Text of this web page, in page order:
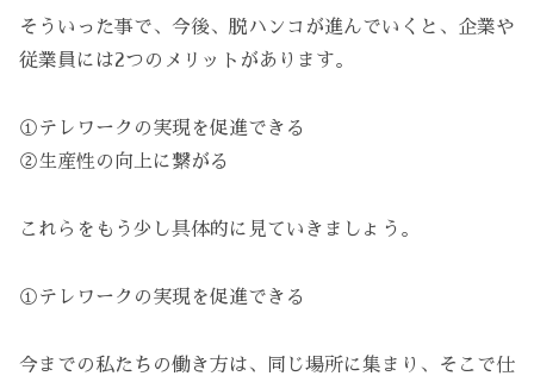
そういった事で、今後、脱ハンコが進んでいくと、企業や
従業員には2つのメリットがあります。
①テレワークの実現を促進できる
②生産性の向上に繋がる
これらをもう少し具体的に見ていきましょう。
①テレワークの実現を促進できる
今までの私たちの働き方は、同じ場所に集まり、そこで仕